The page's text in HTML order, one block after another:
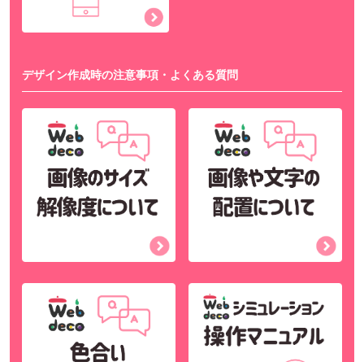
デザイン作成時の注意事項・よくある質問